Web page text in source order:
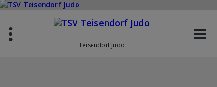
Zum
Teisendorf Judo